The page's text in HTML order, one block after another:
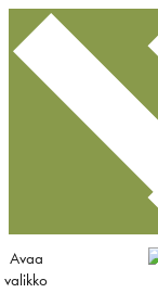
Avaa
valikko